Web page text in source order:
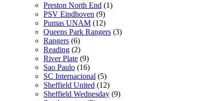
Preston North End (1)
PSV Eindhoven (9)
Pumas UNAM (12)
Queens Park Rangers (3)
Rangers (6)
Reading (2)
River Plate (9)
Sao Paulo (16)
SC Internacional (5)
Sheffield United (12)
Sheffield Wednesday (9)